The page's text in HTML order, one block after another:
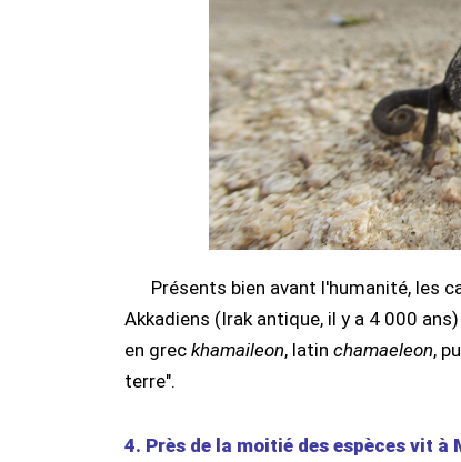
Présents bien avant l'humanité, les
Akkadiens (Irak antique, il y a 4 000
en grec khamaileon, latin chamaeleon,
terre".
4. Près de la moitié des espèces vit à